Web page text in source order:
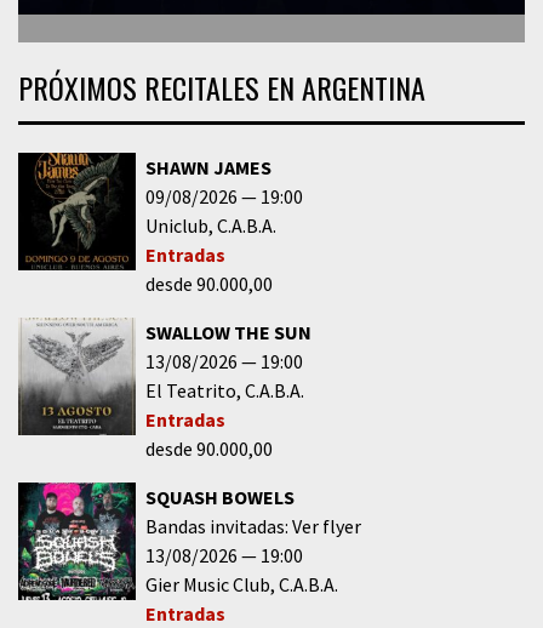
PRÓXIMOS RECITALES EN ARGENTINA
SHAWN JAMES
09/08/2026
19:00
Uniclub C.A.B.A.
Entradas
desde 90.000,00
SWALLOW THE SUN
13/08/2026
19:00
El Teatrito C.A.B.A.
Entradas
desde 90.000,00
SQUASH BOWELS
Bandas invitadas: Ver flyer
13/08/2026
19:00
Gier Music Club C.A.B.A.
Entradas